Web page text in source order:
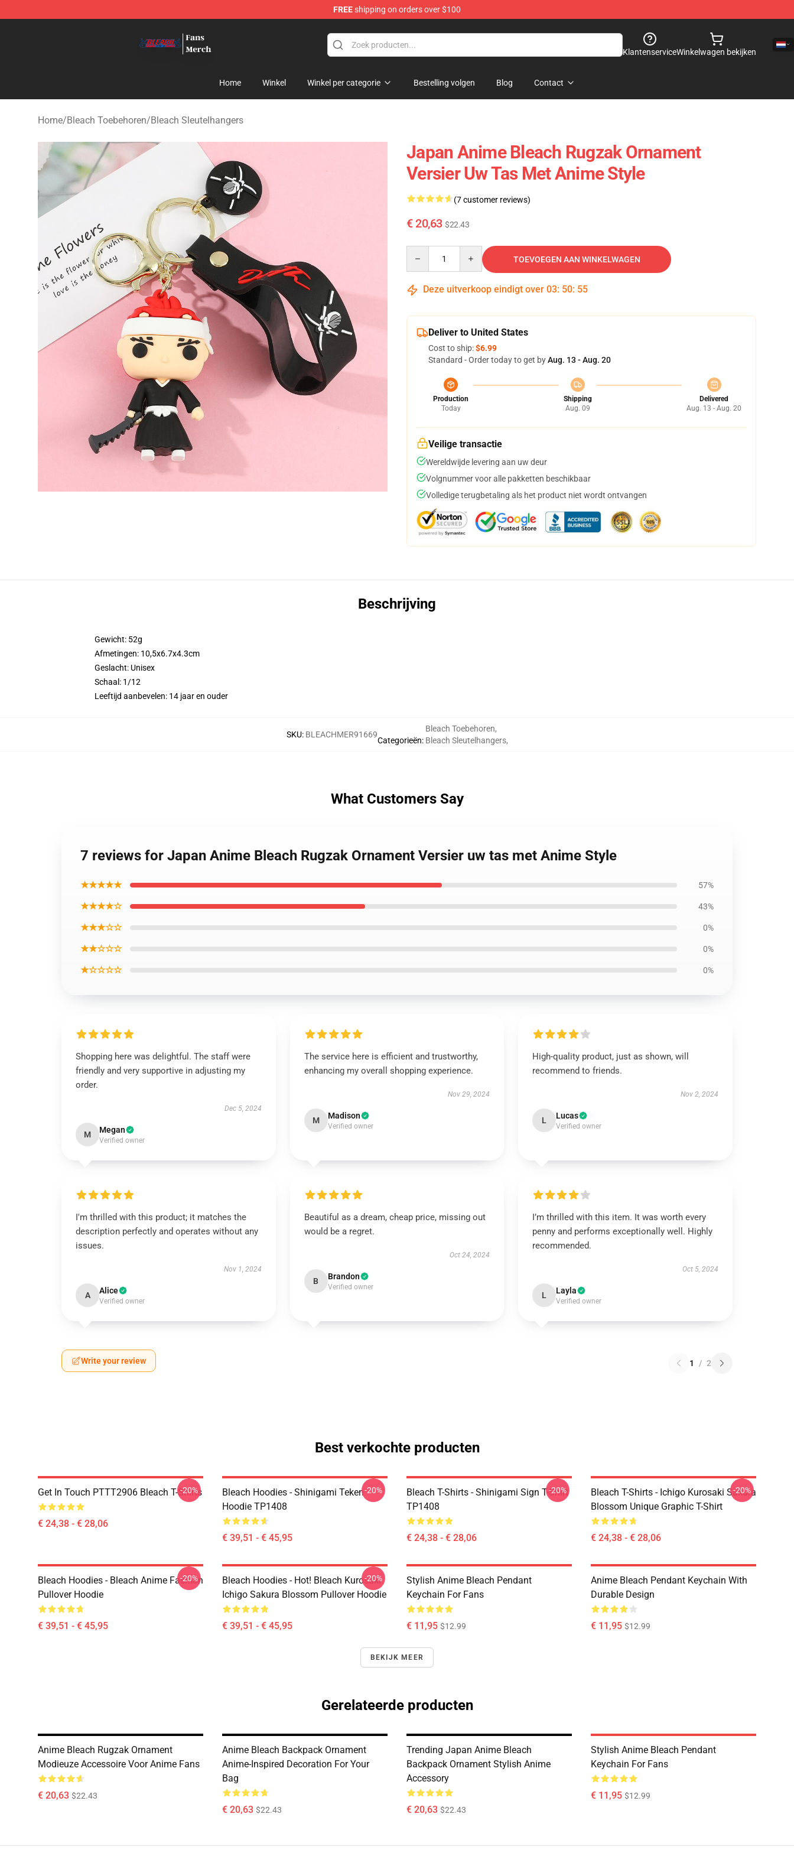
FREEshipping on orders over $100
KlantenserviceWinkelwagen bekijken
Home Winkel Winkel per categorie Bestelling volgen Blog Contact
Home/Bleach Toebehoren/Bleach Sleutelhangers
Japan Anime Bleach Rugzak Ornament
Versier Uw Tas Met Anime Style
(7 customer reviews)
€ 20,63 $22.43
TOEVOEGEN AAN WINKELWAGEN
Deze uitverkoop eindigt over 03: 50: 54
Deliver to United States
Cost to ship:$6.99
Standard - Order today to get byAug. 13 - Aug. 20
Production
Today
Shipping
Aug. 09
Delivered
Aug. 13 - Aug. 20
Veilige transactie
Wereldwijde levering aan uw deur
Volgnummer voor alle pakketten beschikbaar
Volledige terugbetaling als het product niet wordt ontvangen
Beschrijving
Gewicht: 52g
Afmetingen: 10,5x6.7x4.3cm
Geslacht: Unisex
Schaal: 1/12
Leeftijd aanbevelen: 14 jaar en ouder
SKU: BLEACHMER91669
Categorieën:
Bleach Toebehoren,
Bleach Sleutelhangers,
What Customers Say
7 reviews for Japan Anime Bleach Rugzak Ornament Versier uw tas met Anime Style
★★★★★ 57%
★★★★☆ 43%
★★★☆☆ 0%
★★☆☆☆ 0%
★☆☆☆☆ 0%
Shopping here was delightful. The staff were
friendly and very supportive in adjusting my
order.
Dec 5, 2024
M Megan
Verified owner
The service here is efficient and trustworthy,
enhancing my overall shopping experience.
Nov 29, 2024
M Madison
Verified owner
High-quality product, just as shown, will
recommend to friends.
Nov 2, 2024
L Lucas
Verified owner
I'm thrilled with this product; it matches the
description perfectly and operates without any
issues.
Nov 1, 2024
A Alice
Verified owner
Beautiful as a dream, cheap price, missing out
would be a regret.
Oct 24, 2024
B Brandon
Verified owner
I’m thrilled with this item. It was worth every
penny and performs exceptionally well. Highly
recommended.
Oct 5, 2024
L Layla
Verified owner
Write your review 1 / 2
Best verkochte producten
Get In Touch PTTT2906 Bleach T-Shirts
€ 24,38 - € 28,06
-20%
Bleach Hoodies - Shinigami Teken
Hoodie TP1408
€ 39,51 - € 45,95
-20%
Bleach T-Shirts - Shinigami Sign T-Shirt
TP1408
€ 24,38 - € 28,06
-20%
Bleach T-Shirts - Ichigo Kurosaki Sakura
Blossom Unique Graphic T-Shirt
€ 24,38 - € 28,06
-20%
Bleach Hoodies - Bleach Anime Fashion
Pullover Hoodie
€ 39,51 - € 45,95
-20%
Bleach Hoodies - Hot! Bleach Kurosaki
Ichigo Sakura Blossom Pullover Hoodie
€ 39,51 - € 45,95
-20%
Stylish Anime Bleach Pendant
Keychain For Fans
€ 11,95 $12.99
Anime Bleach Pendant Keychain With
Durable Design
€ 11,95 $12.99
BEKIJK MEER
Gerelateerde producten
Anime Bleach Rugzak Ornament
Modieuze Accessoire Voor Anime Fans
€ 20,63 $22.43
Anime Bleach Backpack Ornament
Anime-Inspired Decoration For Your
Bag
€ 20,63 $22.43
Trending Japan Anime Bleach
Backpack Ornament Stylish Anime
Accessory
€ 20,63 $22.43
Stylish Anime Bleach Pendant
Keychain For Fans
€ 11,95 $12.99